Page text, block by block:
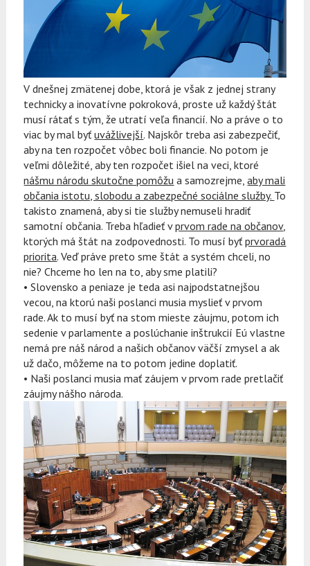
V dnešnej zmätenej dobe, ktorá je však z jednej strany
technicky a inovatívne pokroková, proste už každý štát
musí rátať s tým, že utratí veľa financií. No a práve o to
viac by mal byťuvážlivejší. Najskôr treba asi zabezpečiť,
aby na ten rozpočet vôbec boli financie. No potom je
veľmi dôležité, aby ten rozpočet išiel na veci, ktoré
nášmu národu skutočne pomôžu a samozrejme,aby mali
občania istotu, slobodu a zabezpečné sociálne služby. To
takisto znamená, aby si tie služby nemuseli hradiť
samotní občania. Treba hľadieť vprvom rade na občanov,
ktorých má štát na zodpovednosti. To musí byťprvoradá
priorita. Veď práve preto sme štát a systém chceli, no
nie? Chceme ho len na to, aby sme platili?
•Slovensko a peniaze je teda asi najpodstatnejšou
vecou, na ktorú naši poslanci musia myslieť v prvom
rade. Ak to musí byť na stom mieste záujmu, potom ich
sedenie v parlamente a poslúchanie inštrukcií Eú vlastne
nemá pre náš národ a našich občanov väčší zmysel a ak
už dačo, môžeme na to potom jedine doplatiť.
• Naši poslanci musia mať záujem v prvom rade pretlačiť
záujmy nášho národa.